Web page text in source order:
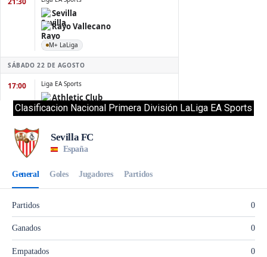
Clasificacion Nacional Primera División LaLiga EA Sports